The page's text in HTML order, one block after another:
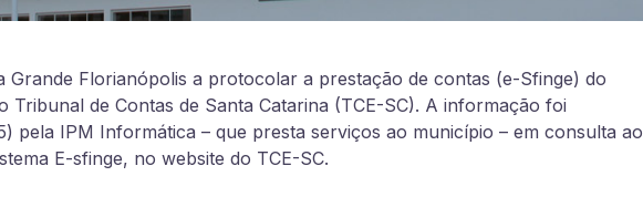
Grande Florianópolis a protocolar a prestação de contas (e-Sfinge) do
Tribunal de Contas de Santa Catarina (TCE-SC). A informação foi
pela IPM Informática – que presta serviços ao município – em consulta ao
E-sfinge, no website do TCE-SC.